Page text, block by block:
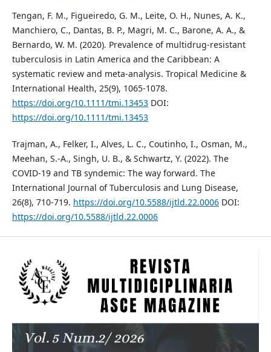
Tengan, F. M., Figueiredo, G. M., Leite, O. H., Nunes, A. K.,
Manchiero, C., Dantas, B. P., Magri, M. C., Barone, A. A., &
Bernardo, W. M. (2020). Prevalence of multidrug‐resistant
tuberculosis in Latin America and the Caribbean: A
systematic review and meta‐analysis. Tropical Medicine &
International Health, 25(9), 1065-1078.
https://doi.org/10.1111/tmi.13453DOI:
https://doi.org/10.1111/tmi.13453
Trajman, A., Felker, I., Alves, L. C., Coutinho, I., Osman, M.,
Meehan, S.-A., Singh, U. B., & Schwartz, Y. (2022). The
COVID-19 and TB syndemic: The way forward. The
International Journal of Tuberculosis and Lung Disease,
26(8), 710-719. https://doi.org/10.5588/ijtld.22.0006DOI:
https://doi.org/10.5588/ijtld.22.0006